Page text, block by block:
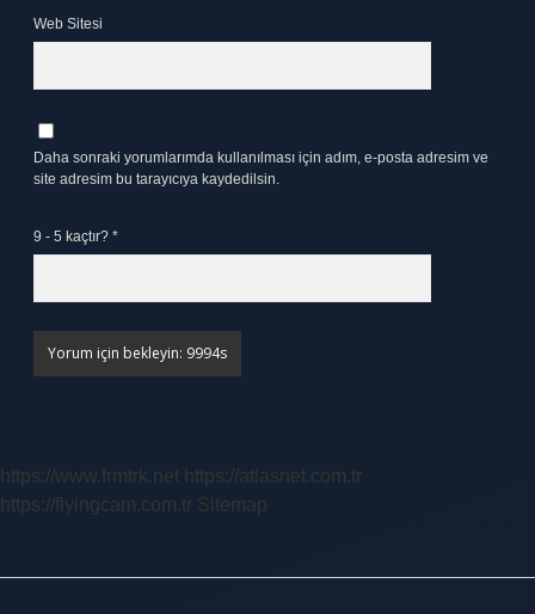
Web Sitesi
Daha sonraki yorumlarımda kullanılması için adım, e-posta adresim ve
site adresim bu tarayıcıya kaydedilsin.
9 - 5 kaçtır? *
https://www.frmtrk.net https://atlasnet.com.tr
https://flyingcam.com.tr Sitemap